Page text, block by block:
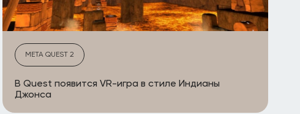
META QUEST 2
В Quest появится VR-игра в стиле Индианы
Джонса